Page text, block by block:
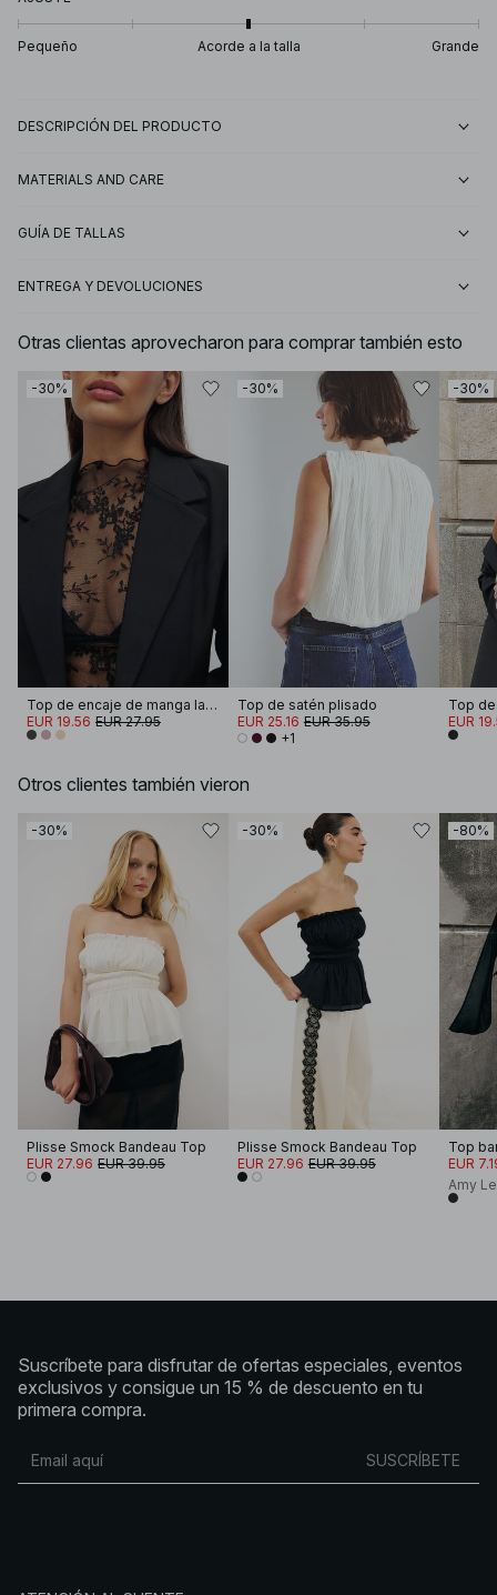
Pequeño Acorde a la talla Grande
DESCRIPCIÓN DEL PRODUCTO
MATERIALS AND CARE
GUÍA DE TALLAS
ENTREGA Y DEVOLUCIONES
Otras clientas aprovecharon para comprar también esto
-30%
Top de encaje de manga larga
EUR 19.56 EUR 27.95
-30%
Top de satén plisado
EUR 25.16 EUR 35.95
+1
-30%
EUR
Otros clientes también vieron
-30%
Plisse Smock Bandeau Top
EUR 27.96 EUR 39.95
-30%
Plisse Smock Bandeau Top
EUR 27.96 EUR 39.95
-80%
EUR
Amy
Suscríbete para disfrutar de ofertas especiales, eventos
exclusivos y consigue un 15 % de descuento en tu
primera compra.
SUSCRÍBETE